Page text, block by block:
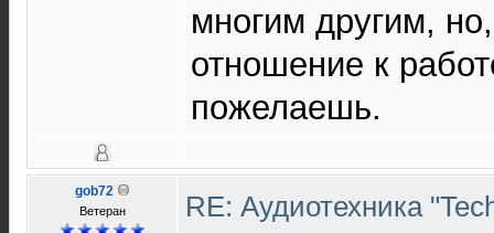
многим другим,
отношение к
пожелаешь.
gob72
Ветеран
RE: Аудиотехника